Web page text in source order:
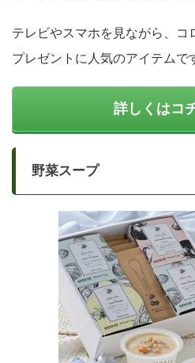
テレビやスマホを見ながら、コ
プレゼントに人気のアイテムで
詳しくはコ
野菜スープ